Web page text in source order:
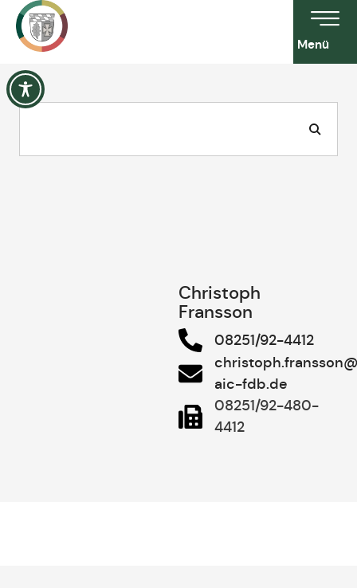
Menü
Christoph
Fransson
08251/92-4412
aic-fdb.de
08251/92-480-
4412